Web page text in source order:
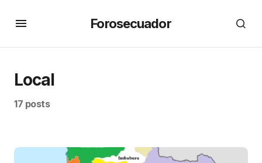
Forosecuador
Local
17 posts